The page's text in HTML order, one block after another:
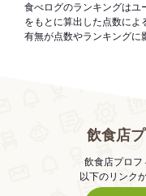
食べログのランキングはユ
をもとに算出した点数によ
有無が点数やランキングに
飲食店
飲食店プロフ
以下のリンク